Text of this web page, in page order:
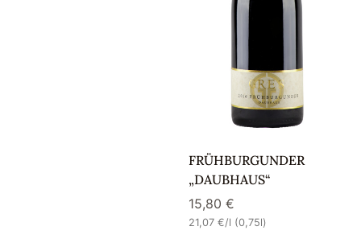
FRÜHBURGUNDER
„DAUBHAUS“
15,80 €
21,07 €/l (0,75l)